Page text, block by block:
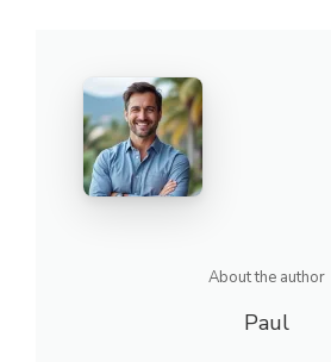
About the author
Paul